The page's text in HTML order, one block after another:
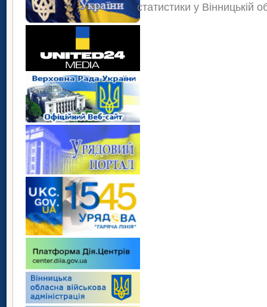
статистики у Вінницькій